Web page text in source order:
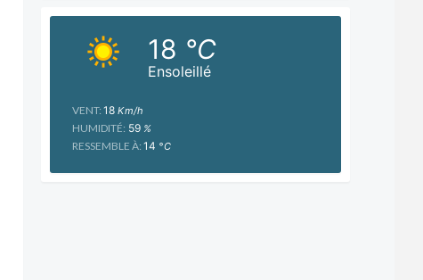
Ensoleillé
18 °C
VENT: 18Km/h
HUMIDITÉ: 59%
RESSEMBLE À: 14 °C